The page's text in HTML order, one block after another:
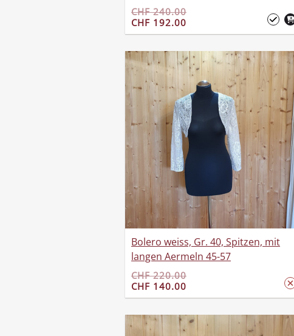
CHF 240.00
CHF 192.00
Bolero weiss, Gr. 40, Spitzen, mit
langen Aermeln 45-57
CHF 220.00
CHF 140.00